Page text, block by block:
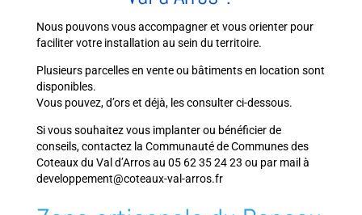
Nous pouvons vous accompagner et vous orienter pour
faciliter votre installation au sein du territoire.
Plusieurs parcelles en vente ou bâtiments en location sont
disponibles.
Vous pouvez, d’ors et déjà, les consulter ci-dessous.
Si vous souhaitez vous implanter ou bénéficier de
conseils, contactez la Communauté de Communes des
Coteaux du Val d’Arros au 05 62 35 24 23 ou par mail à
developpement@coteaux-val-arros.fr